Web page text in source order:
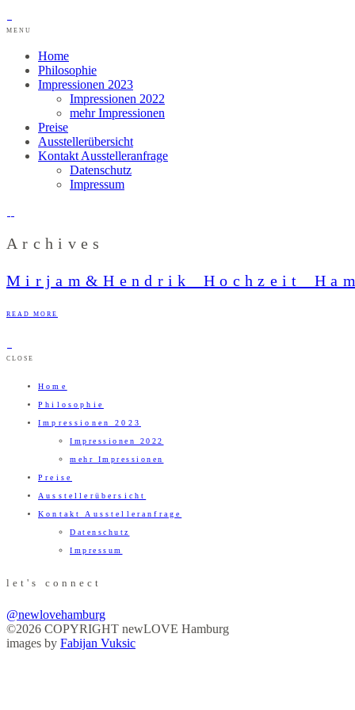
MENU
Home
Philosophie
Impressionen 2023
Impressionen 2022
mehr Impressionen
Preise
Ausstellerübersicht
Kontakt Ausstelleranfrage
Datenschutz
Impressum
Archives
READ MORE
CLOSE
Home
Philosophie
Impressionen 2023
Impressionen 2022
mehr Impressionen
Preise
Ausstellerübersicht
Kontakt Ausstelleranfrage
Datenschutz
Impressum
let's connect
@newlovehamburg
©2026 COPYRIGHT newLOVE Hamburg
images by Fabijan Vuksic